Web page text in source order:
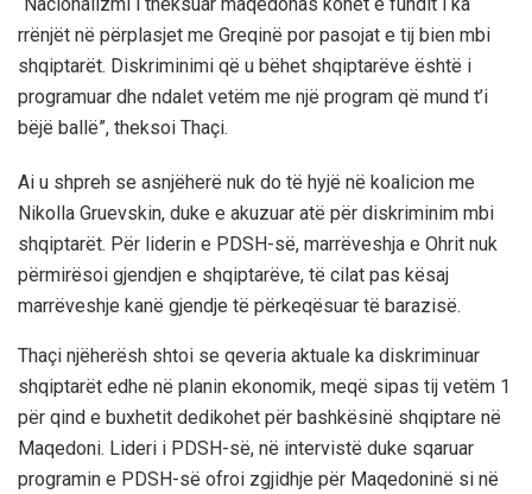
rrënjët në përplasjet me Greqinë por pasojat e tij bien mbi
shqiptarët. Diskriminimi që u bëhet shqiptarëve është i
programuar dhe ndalet vetëm me një program që mund t’i
bëjë ballë”, theksoi Thaçi.
Ai u shpreh se asnjëherë nuk do të hyjë në koalicion me
Nikolla Gruevskin, duke e akuzuar atë për diskriminim mbi
shqiptarët. Për liderin e PDSH-së, marrëveshja e Ohrit nuk
përmirësoi gjendjen e shqiptarëve, të cilat pas kësaj
marrëveshje kanë gjendje të përkeqësuar të barazisë.
Thaçi njëherësh shtoi se qeveria aktuale ka diskriminuar
shqiptarët edhe në planin ekonomik, meqë sipas tij vetëm 1
për qind e buxhetit dedikohet për bashkësinë shqiptare në
Maqedoni. Lideri i PDSH-së, në intervistë duke sqaruar
programin e PDSH-së ofroi zgjidhje për Maqedoninë si në